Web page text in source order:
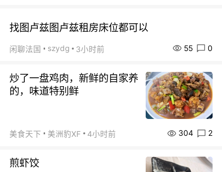
找图卢兹图卢兹租房床位都可以
闲聊法国 szydg 3小时前 55 0
炒了一盘鸡肉，新鲜的自家养
的，味道特别鲜
美食天下 美洲豹XF 4小时前 304 2
煎虾饺